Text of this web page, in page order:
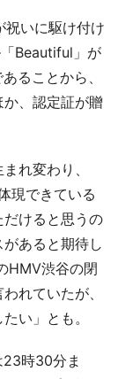
いに駆け付け
Beautiful」が
ることから、
、認定証が贈
れ変わり、
現できている
けると思うの
あると期待し
HMV渋谷の閉
れていたが、
い」とも。
時30分ま